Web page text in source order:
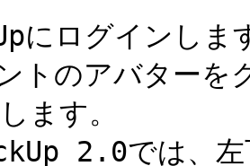
ログインしま
トのアバター
ます。